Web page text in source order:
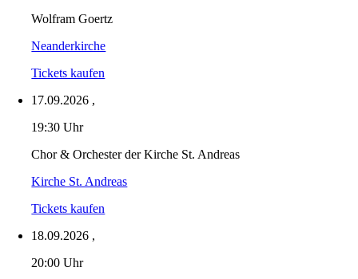
Wolfram Goertz
Neanderkirche
Tickets kaufen
17.09.2026 ,
19:30 Uhr
Chor & Orchester der Kirche St. Andreas
Kirche St. Andreas
Tickets kaufen
18.09.2026 ,
20:00 Uhr